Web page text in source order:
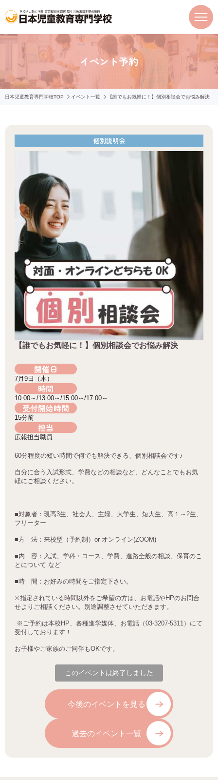
イベント予約
日本児童教育専門学校TOP イベント一覧 【誰でもお気軽に！】個別相談会でお悩み解決
個別説明会
【誰でもお気軽に！】個別相談会でお悩み解決
開催日
7月9日（木）
時間
10:00～/13:00～/15:00～/17:00～
受付開始時間
15分前
担当
広報担当職員
60分程度の短い時間で何でも解決できる、個別相談会です♪
自分に合う入試形式、学費などの相談など、どんなことでもお気
軽にご相談ください。
■対象者：現高3生、社会人、主婦、大学生、短大生、高１～ 2生、
フリーター
■方 法：来校型（予約制） or オンライン(ZOOM)
■内 容：入試、学科・コース、学費、進路全般の相談、保育のこ
とについて など
■時 間：お好みの時間をご指定下さい。
※指定されている時間以外をご希望の方は、お電話やHPのお問合
せよりご相談ください。別途調整させていただきます。
※ご予約は本校HP、各種進学媒体、お電話（03-3207-5311）にて
受付しております！
お子様やご家族のご同伴もOKです。
このイベントは終了しました
今後のイベントを見る
過去のイベント一覧